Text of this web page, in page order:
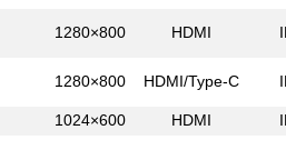
1280×800 HDMI
1280×800 HDMI/Type-C
1024×600 HDMI